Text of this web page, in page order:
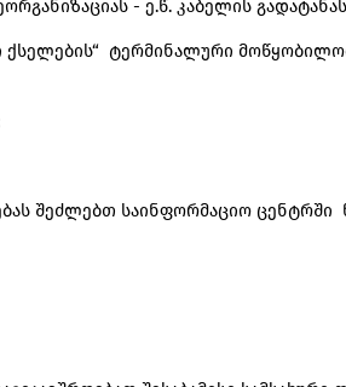
- ე.წ. კაბელის
ქსელების“ ტერმინალური
შეძლებთ საინფორმაციო ცენტრში